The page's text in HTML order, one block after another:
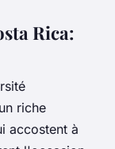
Rica:
riche
accostent à